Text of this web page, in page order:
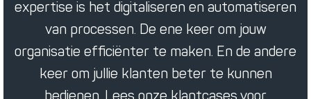
expertise is het digitaliseren en automatiseren
van processen. De ene keer om jouw
organisatie efficiënter te maken. En de andere
keer om jullie klanten beter te kunnen